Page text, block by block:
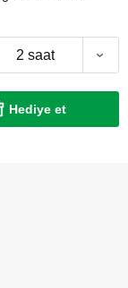
2 saat
Hediye et